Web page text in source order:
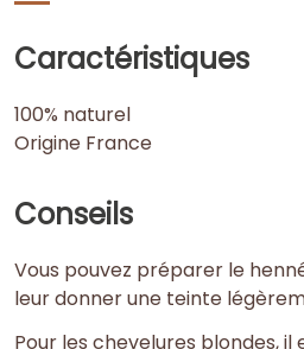
Caractéristiques
100% naturel
Origine France
Conseils
Vous pouvez préparer le
leur donner une teinte
Pour les chevelures blondes,